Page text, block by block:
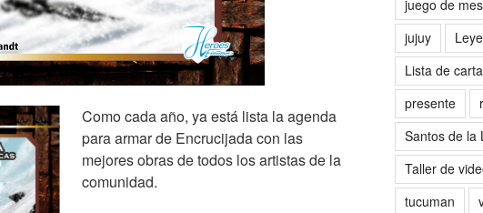
Como cada año, ya está lista la agenda
para armar de Encrucijada con las
mejores obras de todos los artistas de la
comunidad.
juego de
jujuy
Lista de
presente
Santos de la
Taller de
tucuman